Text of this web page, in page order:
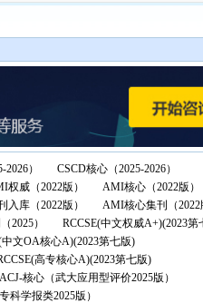
）
CSCD核心（2025-2026）
权威（2022版）
AMI核心（2022版）
入库（2022版）
AMI核心集刊（2022
2025）
RCCSE(中文权威A+)(2023第
中文OA核心A)(2023第七版)
高专核心A)(2023第七版)
核心（武大应用型评价2025版）
科学报类2025版）